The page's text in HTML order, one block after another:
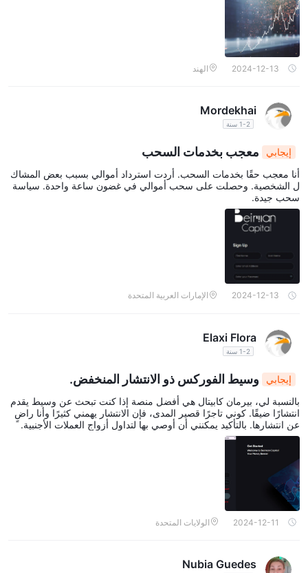
2024-12-13 الهند
Mordekhai
1-2 سنة
إيجابي معجب بخدمات السحب
أنا معجب حقًا بخدمات السحب. أردت استرداد أموالي بسبب بعض المشاك
ل الشخصية. وحصلت على سحب أموالي في غضون ساعة واحدة. سياسة
سحب جيدة.
2024-12-13 الإمارات العربية المتحدة
Elaxi Flora
1-2 سنة
إيجابي وسيط الفوركس ذو الانتشار المنخفض.
بالنسبة لي، بيرمان كابيتال هي أفضل منصة إذا كنت تبحث عن وسيط يقدم
انتشارًا ضيقًا. كوني تاجرًا قصير المدى، فإن الانتشار يهمني كثيرًا وأنا راضٍ
عن انتشارها. بالتأكيد يمكنني أن أوصي بها لتداول أزواج العملات الأجنبية.
2024-12-11 الولايات المتحدة
Nubia Guedes